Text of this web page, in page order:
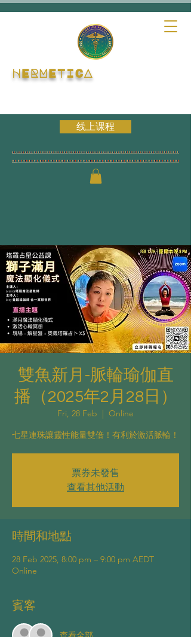
HERMETICA
线上课程
雙魚新月-脈輪瑜伽直
播（2025年2月28日）
Fri, 28 Feb
  |
Online
七星連珠讓靈性能量雙倍！有利於激活脈輪！
票券未發售
查看其他活動
時間和地點
28 Feb 2025, 8:00 pm – 9:00 pm AEDT
Online
賓客